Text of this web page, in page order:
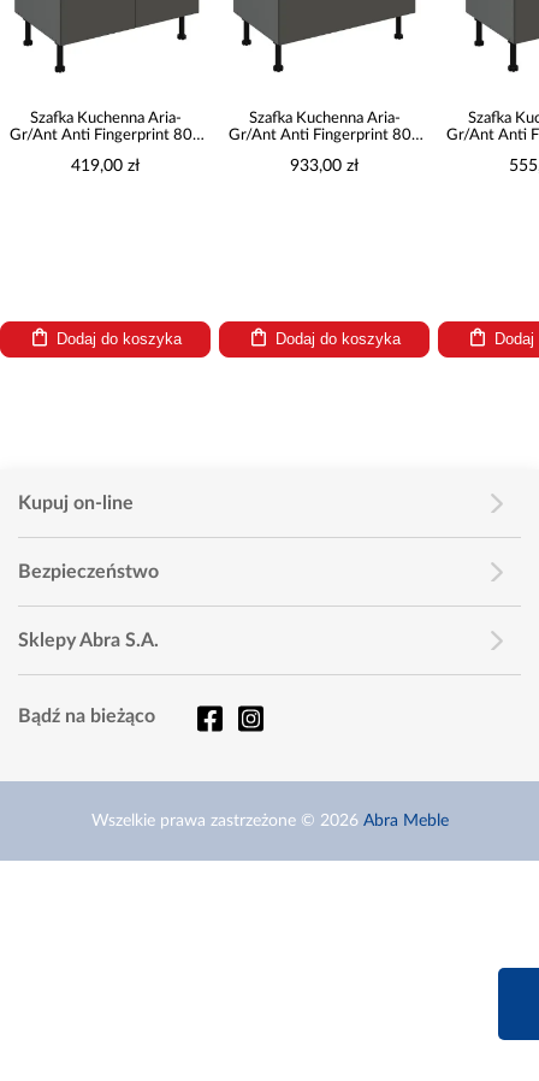
Szafka Kuchenna Aria-
Gr/Ant Anti Fingerprint 80d
419,00 zł
Dodaj do koszyka
Szafka Kuchenna Aria-
Gr/Ant Anti Fingerprint 80d
933,00 zł
Dodaj do koszyka
Szafka
Gr/Ant Anti
Kupuj on-line
Bezpieczeństwo
Sklepy Abra S.A.
Bądź na bieżąco
Wszelkie prawa zastrzeżone © 2026 Abra Meble